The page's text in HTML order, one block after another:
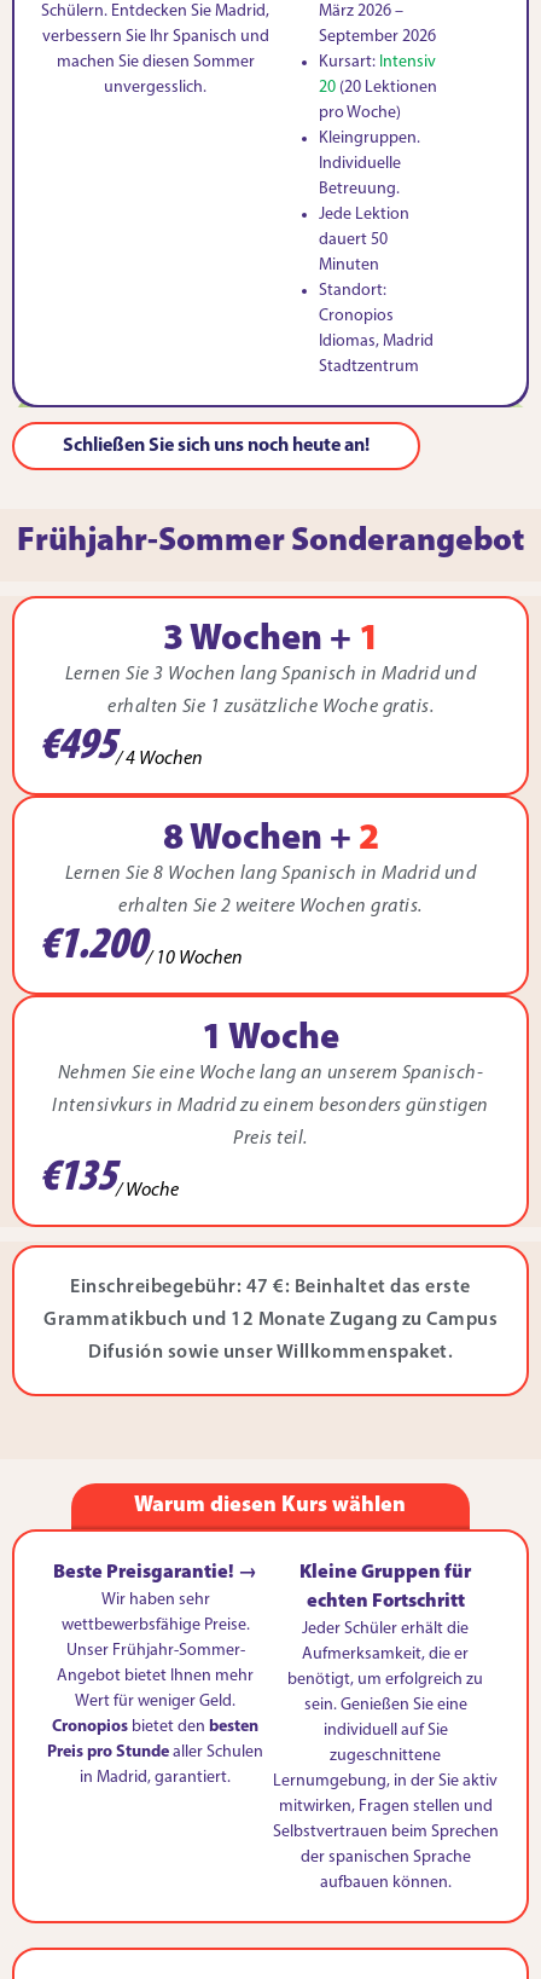
Schülern. Entdecken Sie Madrid,
verbessern Sie Ihr Spanisch und
machen Sie diesen Sommer
unvergesslich.
März 2026 –
September 2026
Kursart: Intensiv
20 (20 Lektionen
pro Woche)
Kleingruppen.
Individuelle
Betreuung.
Jede Lektion
dauert 50
Minuten
Standort:
Cronopios
Idiomas, Madrid
Stadtzentrum
Schließen Sie sich uns noch heute an!
Frühjahr-Sommer Sonderangebot
3 Wochen + 1
Lernen Sie 3 Wochen lang Spanisch in Madrid und
erhalten Sie 1 zusätzliche Woche gratis.
€495/ 4 Wochen
8 Wochen + 2
Lernen Sie 8 Wochen lang Spanisch in Madrid und
erhalten Sie 2 weitere Wochen gratis.
€1.200/ 10 Wochen
1 Woche
Nehmen Sie eine Woche lang an unserem Spanisch-
Intensivkurs in Madrid zu einem besonders günstigen
Preis teil.
€135/ Woche
Einschreibegebühr: 47 €: Beinhaltet das erste
Grammatikbuch und 12 Monate Zugang zu Campus
Difusión sowie unser Willkommenspaket.
Warum diesen Kurs wählen
Beste Preisgarantie! →
Wir haben sehr
wettbewerbsfähige Preise.
Unser Frühjahr-Sommer-
Angebot bietet Ihnen mehr
Wert für weniger Geld.
Cronopios bietet den besten
Preis pro Stunde aller Schulen
in Madrid, garantiert.
Kleine Gruppen für
echten Fortschritt
Jeder Schüler erhält die
Aufmerksamkeit, die er
benötigt, um erfolgreich zu
sein. Genießen Sie eine
individuell auf Sie
zugeschnittene
Lernumgebung, in der Sie aktiv
mitwirken, Fragen stellen und
Selbstvertrauen beim Sprechen
der spanischen Sprache
aufbauen können.